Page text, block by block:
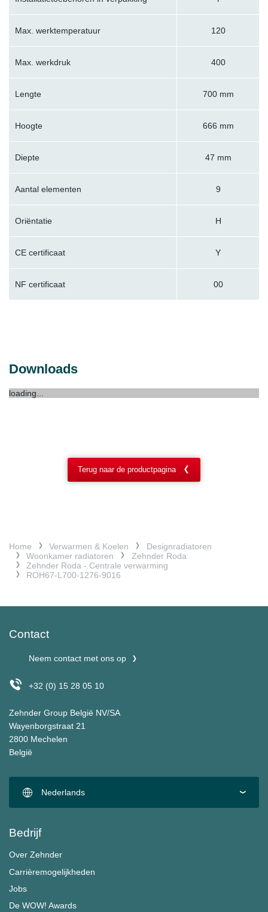
Max. werktemperatuur 120
Max. werkdruk 400
Lengte 700 mm
Hoogte 666 mm
Diepte 47 mm
Aantal elementen 9
Oriëntatie H
CE certificaat Y
NF certificaat 00
Downloads
loading...
Terug naar de productpagina
Home Verwarmen & Koelen
Designradiatoren
Woonkamer radiatoren
Zehnder Roda
Zehnder Roda - Centrale verwarming
ROH67-L700-1276-9016
Contact
Neem contact met ons op
+32 (0) 15 28 05 10
Zehnder Group België NV/SA
Wayenborgstraat 21
2800 Mechelen
België
Nederlands
Bedrijf
Over Zehnder
Carrièremogelijkheden
Jobs
De WOW! Awards